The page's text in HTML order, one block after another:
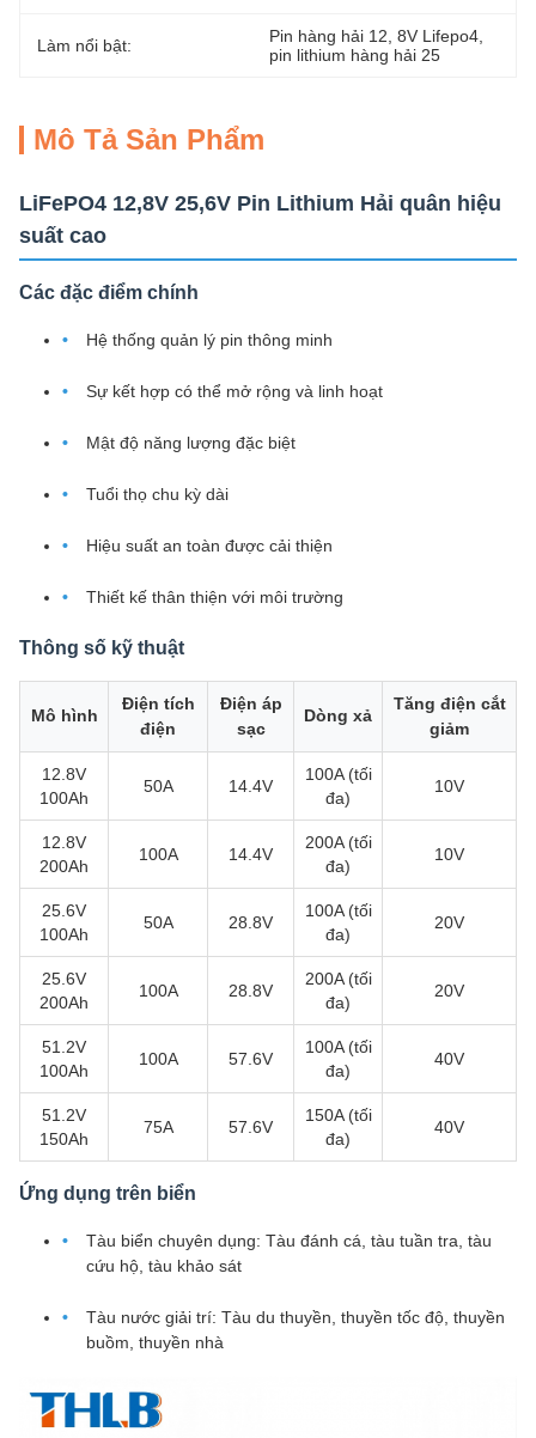
Làm nổi bật: Pin hàng hải 12 8V Lifepo4
pin lithium hàng hải 25
Mô Tả Sản Phẩm
LiFePO4 12,8V 25,6V Pin Lithium Hải quân hiệu
suất cao
Các đặc điểm chính
Hệ thống quản lý pin thông minh
Sự kết hợp có thể mở rộng và linh hoạt
Mật độ năng lượng đặc biệt
Tuổi thọ chu kỳ dài
Hiệu suất an toàn được cải thiện
Thiết kế thân thiện với môi trường
Thông số kỹ thuật
Mô hình
Điện tích
điện
Điện áp
sạc
Dòng xả
Tăng điện cắt
giảm
12.8V
100Ah
50A 14.4V
100A (tối
đa)
10V
12.8V
200Ah
100A 14.4V
200A (tối
đa)
10V
25.6V
100Ah
50A 28.8V
100A (tối
đa)
20V
25.6V
200Ah
100A 28.8V
200A (tối
đa)
20V
51.2V
100Ah
100A 57.6V
100A (tối
đa)
40V
51.2V
150Ah
75A 57.6V
150A (tối
đa)
40V
Ứng dụng trên biển
Tàu biển chuyên dụng: Tàu đánh cá, tàu tuần tra, tàu
cứu hộ, tàu khảo sát
Tàu nước giải trí: Tàu du thuyền, thuyền tốc độ, thuyền
buồm, thuyền nhà